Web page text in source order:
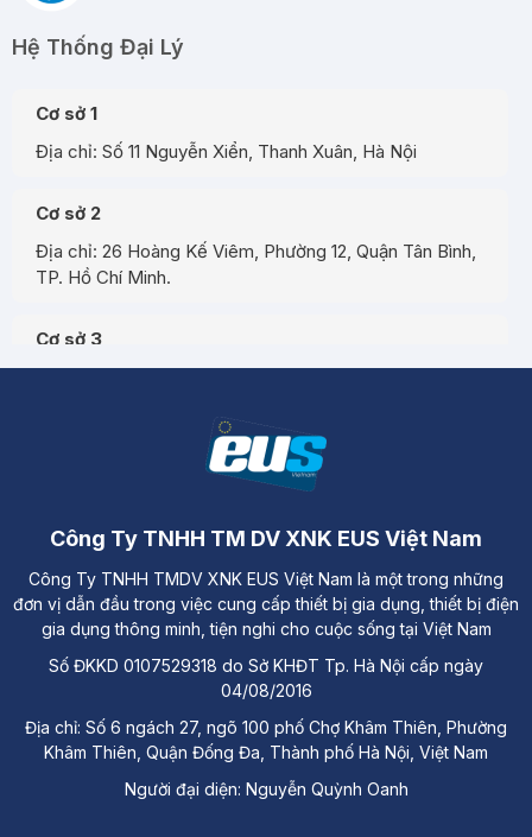
Hệ Thống Đại Lý
Cơ sở 1
Địa chỉ: Số 11 Nguyễn Xiển, Thanh Xuân, Hà Nội
Cơ sở 2
Địa chỉ: 26 Hoàng Kế Viêm, Phường 12, Quận Tân Bình,
TP. Hồ Chí Minh.
Cơ sở 3
Công Ty TNHH TM DV XNK EUS Việt Nam
Công Ty TNHH TMDV XNK EUS Việt Nam là một trong những
đơn vị dẫn đầu trong việc cung cấp thiết bị gia dụng, thiết bị điện
gia dụng thông minh, tiện nghi cho cuộc sống tại Việt Nam
Số ĐKKD 0107529318 do Sở KHĐT Tp. Hà Nội cấp ngày
04/08/2016
Địa chỉ: Số 6 ngách 27, ngõ 100 phố Chợ Khâm Thiên, Phường
Khâm Thiên, Quận Đống Đa, Thành phố Hà Nội, Việt Nam
Người đại diện: Nguyễn Quỳnh Oanh